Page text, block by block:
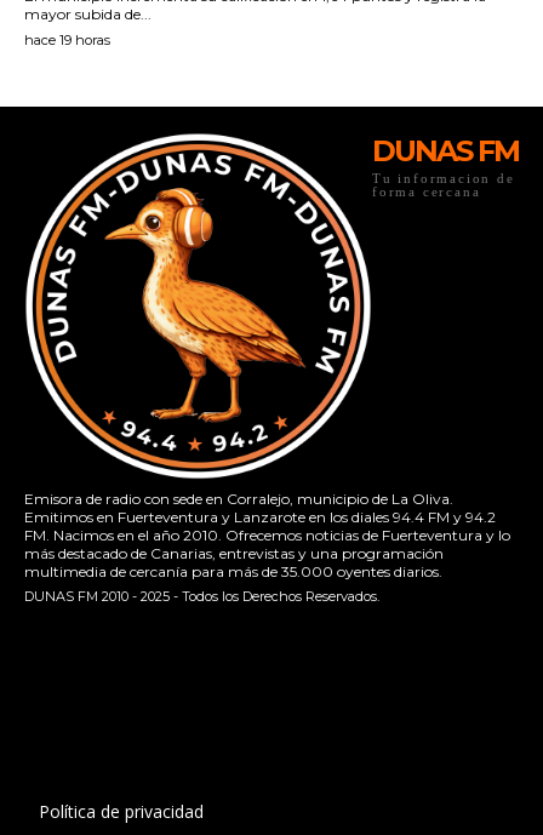
DUNAS FM
Tu informacion de
forma cercana
Emisora de radio con sede en Corralejo, municipio de La Oliva.
Emitimos en Fuerteventura y Lanzarote en los diales 94.4 FM y 94.2
FM. Nacimos en el año 2010. Ofrecemos noticias de Fuerteventura y lo
más destacado de Canarias, entrevistas y una programación
multimedia de cercanía para más de 35.000 oyentes diarios.
DUNAS FM 2010 - 2025 - Todos los Derechos Reservados.
Política de privacidad